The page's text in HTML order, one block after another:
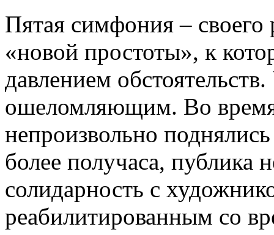
Пятая симфония – своего
«новой простоты», к
давлением
ошеломляющим. Во
непроизвольно
более получаса, публика
солидарность с
реабилитированным со